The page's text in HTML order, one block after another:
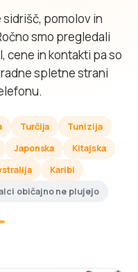
pomolov in
smo pregledali
cene in kontakti pa so
spletne strani
Turčija
Tunizija
Japonska
Kitajska
Karibi
običajno ne plujejo